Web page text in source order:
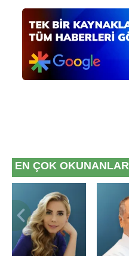
almak için lütfentıklayınız.
EN ÇOK OKUNANLAR